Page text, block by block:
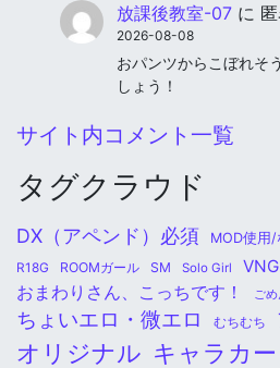
放課後教室-07 に
2026-08-08
おパンツからこぼれそ
しょう！
サイト内コメント一覧
タグクラウド
DX（アペンド）必須 MOD使用/
R18G ROOMガール SM Solo Girl
おまわりさん、こっちです！ ご
ちょいエロ・微エロ むちむち
オリジナル キャラカー